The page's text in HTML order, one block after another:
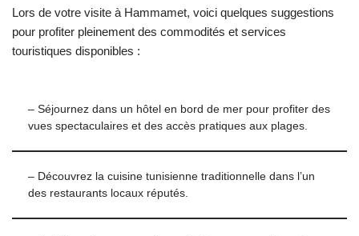
Lors de votre visite à Hammamet, voici quelques suggestions
pour profiter pleinement des commodités et services
touristiques disponibles :
– Séjournez dans un hôtel en bord de mer pour profiter des
vues spectaculaires et des accès pratiques aux plages.
– Découvrez la cuisine tunisienne traditionnelle dans l’un
des restaurants locaux réputés.